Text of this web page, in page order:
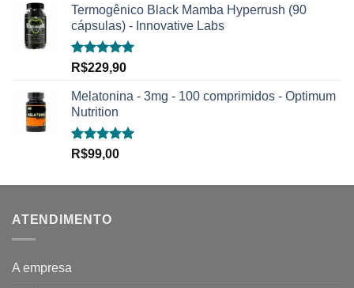
Termogênico Black Mamba Hyperrush (90
cápsulas) - Innovative Labs
Avaliação
R$229,90
Melatonina - 3mg - 100 comprimidos - Optimum
Nutrition
Avaliação
R$99,00
ATENDIMENTO
A empresa